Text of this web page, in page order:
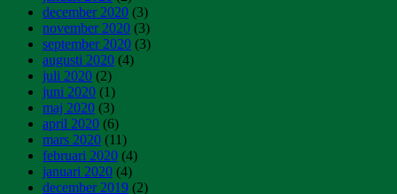
december 2020 (3)
november 2020 (3)
september 2020 (3)
augusti 2020 (4)
juli 2020 (2)
juni 2020 (1)
maj 2020 (3)
april 2020 (6)
mars 2020 (11)
februari 2020 (4)
januari 2020 (4)
december 2019 (2)